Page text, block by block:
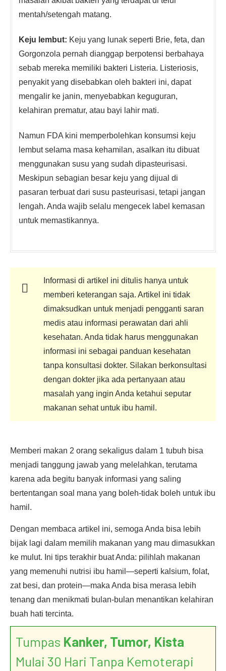
mentah/setengah matang.
Keju lembut: Keju yang lunak seperti Brie, feta, dan
Gorgonzola pernah dianggap berpotensi berbahaya
sebab mereka memiliki bakteri Listeria. Listeriosis,
penyakit yang disebabkan oleh bakteri ini, dapat
mengalir ke janin, menyebabkan keguguran,
kelahiran prematur, atau bayi lahir mati.
Namun FDA kini memperbolehkan konsumsi keju
lembut selama masa kehamilan, asalkan itu dibuat
menggunakan susu yang sudah dipasteurisasi.
Meskipun sebagian besar keju yang dijual di
pasaran terbuat dari susu pasteurisasi, tetapi jangan
lengah. Anda wajib selalu mengecek label kemasan
untuk memastikannya.
Informasi di artikel ini ditulis hanya untuk
memberi keterangan saja. Artikel ini tidak
dimaksudkan untuk menjadi pengganti saran
medis atau informasi perawatan dari ahli
kesehatan. Anda tidak harus menggunakan
informasi ini sebagai panduan kesehatan
tanpa konsultasi dokter. Silakan berkonsultasi
dengan dokter jika ada pertanyaan atau
masalah yang ingin Anda ketahui seputar
makanan sehat untuk ibu hamil.
Memberi makan 2 orang sekaligus dalam 1 tubuh bisa
menjadi tanggung jawab yang melelahkan, terutama
karena ada begitu banyak informasi yang saling
bertentangan soal mana yang boleh-tidak boleh untuk ibu
hamil.
Dengan membaca artikel ini, semoga Anda bisa lebih
bijak lagi dalam memilih makanan yang mau dimasukkan
ke mulut. Ini tips terakhir buat Anda: pilihlah makanan
yang memenuhi nutrisi ibu hamil—seperti kalsium, folat,
zat besi, dan protein—maka Anda bisa merasa lebih
tenang dan menikmati bulan-bulan menantikan kelahiran
buah hati tercinta.
Tumpas Kanker, Tumor, Kista
Mulai 30 Hari Tanpa Kemoterapi